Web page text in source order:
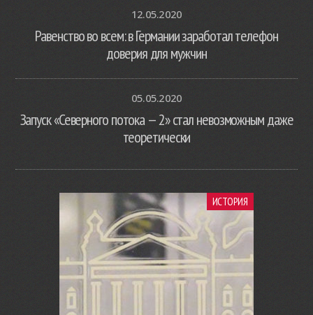
12.05.2020
Равенство во всем: в Германии заработал телефон
доверия для мужчин
05.05.2020
Запуск «Северного потока — 2» стал невозможным даже
теоретически
ИСТОРИЯ